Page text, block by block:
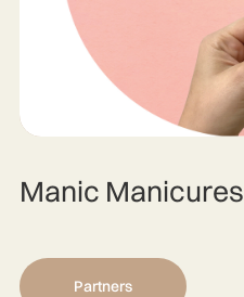
Manic Manicures
Partners